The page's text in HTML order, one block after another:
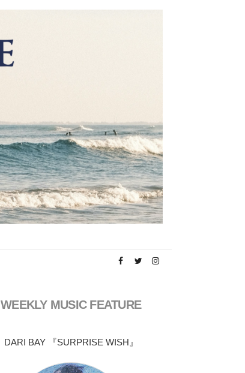
WEEKLY MUSIC FEATURE
DARI BAY 『SURPRISE WISH』